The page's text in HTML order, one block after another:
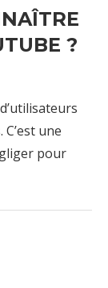
?
une
pour